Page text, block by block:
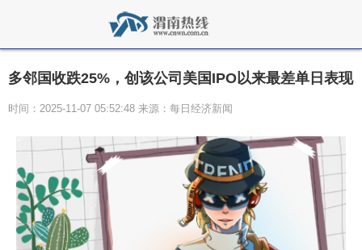
多邻国收跌25%，创该公司美国IPO以来最差单日表现
时间：2025-11-07 05:52:48 来源：每日经济新闻